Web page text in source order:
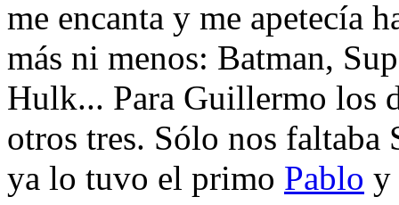
me encanta y me apetecía
más ni menos: Batman,
Hulk... Para Guillermo los
otros tres. Sólo nos
ya lo tuvo el primo Pablo y